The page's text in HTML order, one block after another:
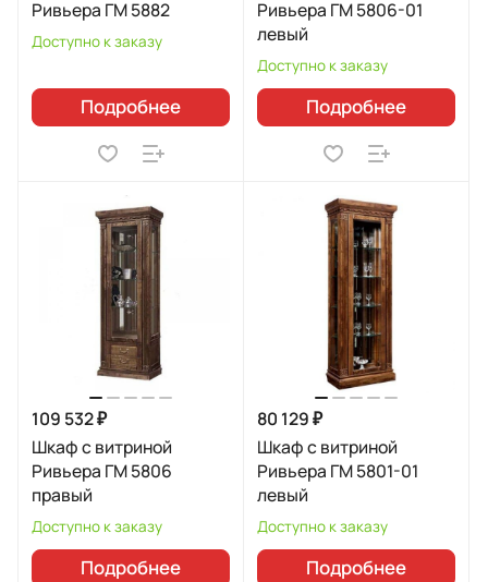
Ривьера ГМ 5882
Доступно к заказу
Подробнее
Ривьера ГМ 5806-01
левый
Доступно к заказу
Подробнее
109 532 ₽
Шкаф с витриной
Ривьера ГМ 5806
правый
Доступно к заказу
Подробнее
80 129 ₽
Шкаф с витриной
Ривьера ГМ 5801-01
левый
Доступно к заказу
Подробнее